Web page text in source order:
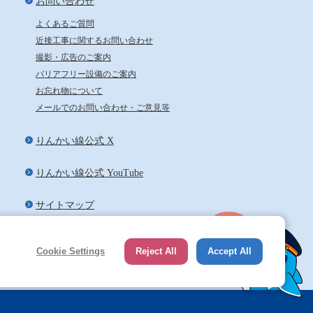
よくあるご質問
近接工事に関するお問い合わせ
撮影・広告のご案内
バリアフリー設備のご案内
お忘れ物について
メールでのお問い合わせ・ご意見等
りんかい線公式 X
りんかい線公式 YouTube
サイトマップ
Cookie Settings Reject All Accept All